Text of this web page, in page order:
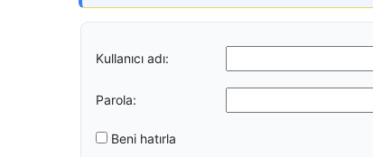
Kullanıcı adı:
Parola:
Beni hatırla